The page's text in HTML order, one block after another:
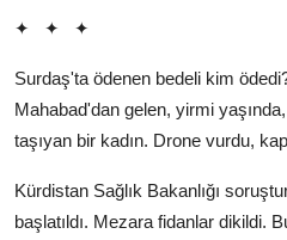
✦ ✦ ✦
Surdaş'ta ödenen bedeli kim
Mahabad'dan gelen, yirmi
taşıyan bir kadın. Drone vurdu,
Kürdistan Sağlık Bakanlığı
başlatıldı. Mezara fidanlar dikildi.